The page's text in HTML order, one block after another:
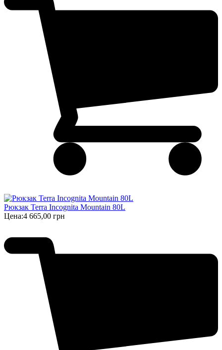
Рюкзак Terra Incognita Mountain 80L
Цена:4 665,00 грн